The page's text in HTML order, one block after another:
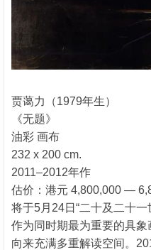
贾蔼力（1979年生）
《无题》
油彩 画布
232 x 200 cm.
2011–2012年作
估价：港元 4,800,000 —
将于5月24日“二十及二十
作为同时期最为重要的具
向来充满多重解读空间。